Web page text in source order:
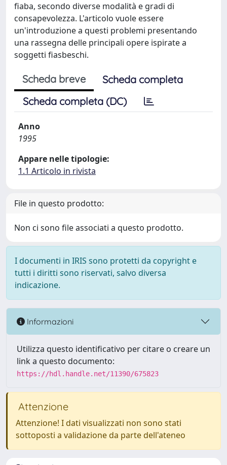
fiaba, secondo diverse modalità e gradi di
consapevolezza. L'articolo vuole essere
un'introduzione a questi problemi presentando
una rassegna delle principali opere ispirate a
soggetti fiasbeschi.
Scheda breve
Scheda completa
Scheda completa (DC)
Anno
1995
Appare nelle tipologie:
1.1 Articolo in rivista
File in questo prodotto:
Non ci sono file associati a questo prodotto.
I documenti in IRIS sono protetti da copyright e
tutti i diritti sono riservati, salvo diversa
indicazione.
Informazioni
Utilizza questo identificativo per citare o creare un
link a questo documento:
https://hdl.handle.net/11390/675823
Attenzione
Attenzione! I dati visualizzati non sono stati
sottoposti a validazione da parte dell'ateneo